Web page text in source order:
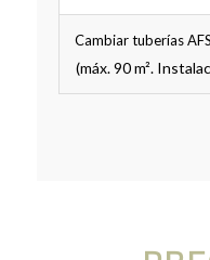
Cambiar tuberías
(máx. 90 m².